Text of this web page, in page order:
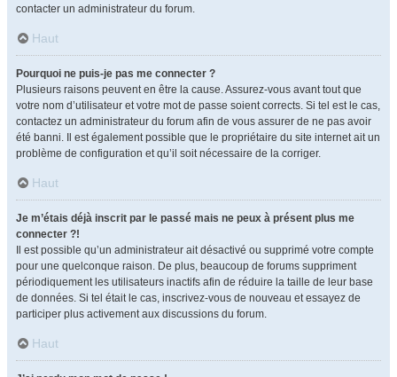
contacter un administrateur du forum.
Haut
Pourquoi ne puis-je pas me connecter ?
Plusieurs raisons peuvent en être la cause. Assurez-vous avant tout que
votre nom d’utilisateur et votre mot de passe soient corrects. Si tel est le cas,
contactez un administrateur du forum afin de vous assurer de ne pas avoir
été banni. Il est également possible que le propriétaire du site internet ait un
problème de configuration et qu’il soit nécessaire de la corriger.
Haut
Je m’étais déjà inscrit par le passé mais ne peux à présent plus me
connecter ?!
Il est possible qu’un administrateur ait désactivé ou supprimé votre compte
pour une quelconque raison. De plus, beaucoup de forums suppriment
périodiquement les utilisateurs inactifs afin de réduire la taille de leur base
de données. Si tel était le cas, inscrivez-vous de nouveau et essayez de
participer plus activement aux discussions du forum.
Haut